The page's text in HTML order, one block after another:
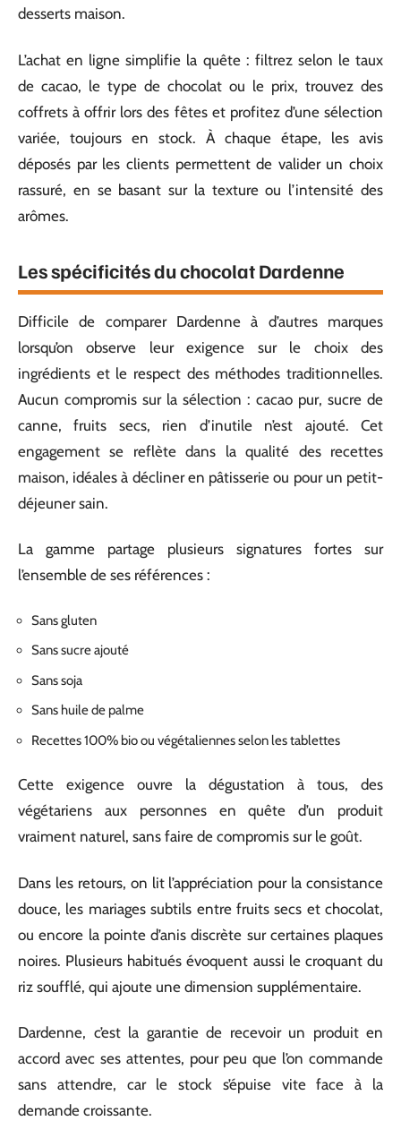
desserts maison.
L’achat en ligne simplifie la quête : filtrez selon le taux
de cacao, le type de chocolat ou le prix, trouvez des
coffrets à offrir lors des fêtes et profitez d’une sélection
variée, toujours en stock. À chaque étape, les avis
déposés par les clients permettent de valider un choix
rassuré, en se basant sur la texture ou l’intensité des
arômes.
Les spécificités du chocolat Dardenne
Difficile de comparer Dardenne à d’autres marques
lorsqu’on observe leur exigence sur le choix des
ingrédients et le respect des méthodes traditionnelles.
Aucun compromis sur la sélection : cacao pur, sucre de
canne, fruits secs, rien d’inutile n’est ajouté. Cet
engagement se reflète dans la qualité des recettes
maison, idéales à décliner en pâtisserie ou pour un petit-
déjeuner sain.
La gamme partage plusieurs signatures fortes sur
l’ensemble de ses références :
Sans gluten
Sans sucre ajouté
Sans soja
Sans huile de palme
Recettes 100% bio ou végétaliennes selon les tablettes
Cette exigence ouvre la dégustation à tous, des
végétariens aux personnes en quête d’un produit
vraiment naturel, sans faire de compromis sur le goût.
Dans les retours, on lit l’appréciation pour la consistance
douce, les mariages subtils entre fruits secs et chocolat,
ou encore la pointe d’anis discrète sur certaines plaques
noires. Plusieurs habitués évoquent aussi le croquant du
riz soufflé, qui ajoute une dimension supplémentaire.
Dardenne, c’est la garantie de recevoir un produit en
accord avec ses attentes, pour peu que l’on commande
sans attendre, car le stock s’épuise vite face à la
demande croissante.